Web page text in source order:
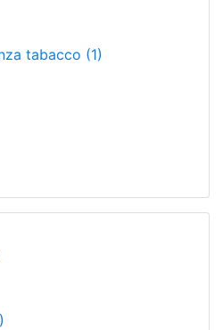
tabacco (1)